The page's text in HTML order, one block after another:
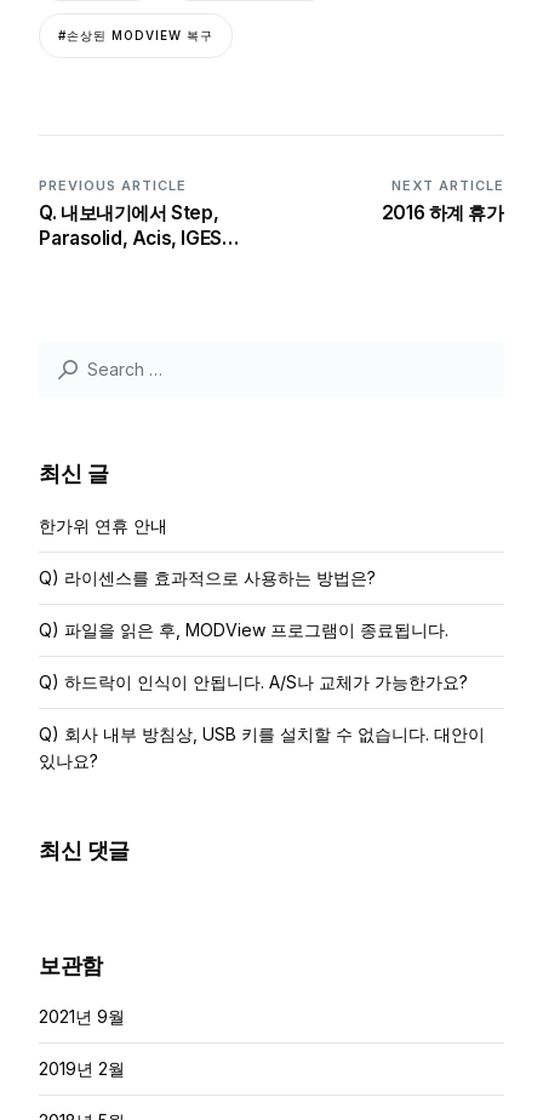
#손상된 MODVIEW 복구
PREVIOUS ARTICLE
Q. 내보내기에서 Step,
Parasolid, Acis, IGES로
NEXT ARTICLE
2016 하계 휴가
Search
최신 글
한가위 연휴 안내
Q) 라이센스를 효과적으로 사용하는 방법은?
Q) 파일을 읽은 후, MODView 프로그램이 종료됩니다.
Q) 하드락이 인식이 안됩니다. A/S나 교체가 가능한가요?
Q) 회사 내부 방침상, USB 키를 설치할 수 없습니다. 대안이
있나요?
최신 댓글
보관함
2021년 9월
2019년 2월